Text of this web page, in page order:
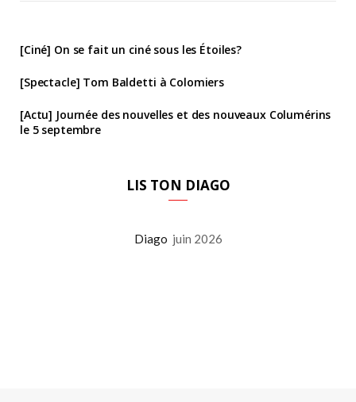
[Ciné] On se fait un ciné sous les Étoiles?
[Spectacle] Tom Baldetti à Colomiers
[Actu] Journée des nouvelles et des nouveaux Columérins
le 5 septembre
LIS TON DIAGO
Diago juin 2026